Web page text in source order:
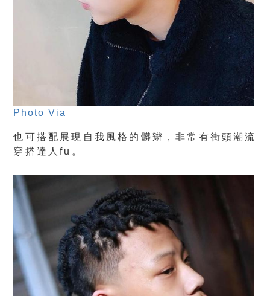
Photo Via
也可搭配展現自我風格的髒辮，非常有街頭潮流
穿搭達人fu。